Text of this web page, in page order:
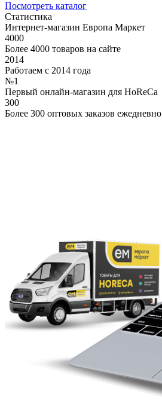
Посмотреть каталог
Статистика
Интернет-магазин Европа Маркет
4000
Более 4000 товаров на сайте
2014
Работаем с 2014 года
№1
Первый онлайн-магазин для HoReCa
300
Более 300 оптовых заказов ежедневно